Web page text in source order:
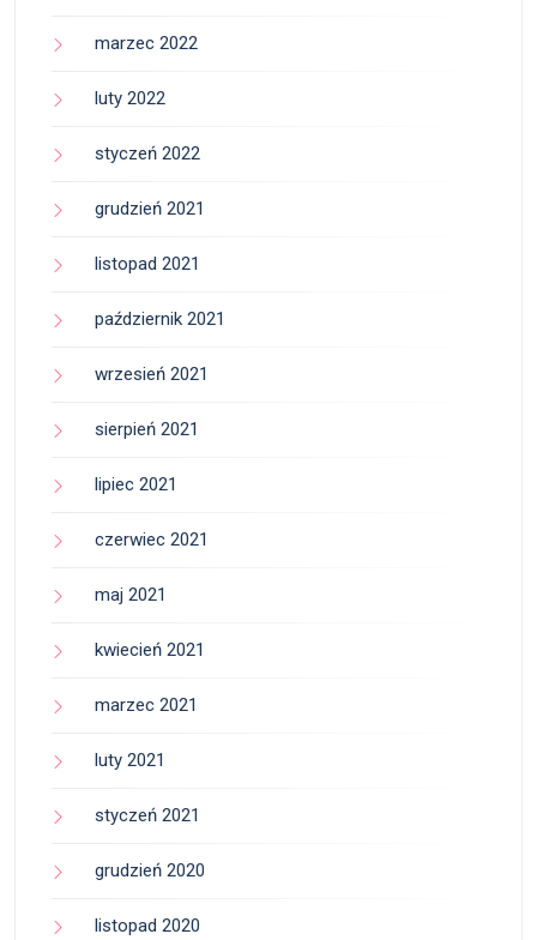
marzec 2022
luty 2022
styczeń 2022
grudzień 2021
listopad 2021
październik 2021
wrzesień 2021
sierpień 2021
lipiec 2021
czerwiec 2021
maj 2021
kwiecień 2021
marzec 2021
luty 2021
styczeń 2021
grudzień 2020
listopad 2020